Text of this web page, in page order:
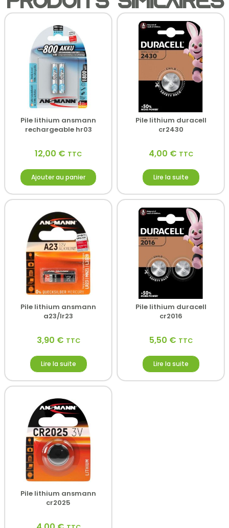
Pile lithium ansmann
rechargeable hr03
12,00 € TTC
Ajouter au panier
Pile lithium duracell
cr2430
4,00 € TTC
Lire la suite
Pile lithium ansmann
a23/lr23
3,90 € TTC
Lire la suite
Pile lithium duracell
cr2016
5,50 € TTC
Lire la suite
Pile lithium ansmann
cr2025